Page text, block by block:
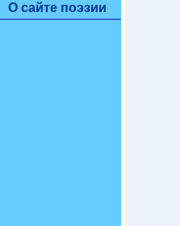
О сайте поэзии